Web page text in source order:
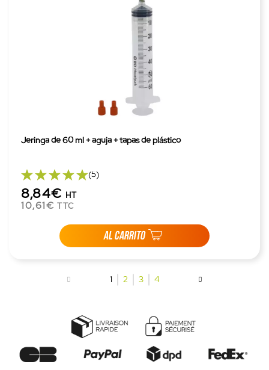
Jeringa de 60 ml + aguja + tapas de plástico
(5)
8,84€ HT
10,61€ TTC
AL CARRITO
1 2 3 4